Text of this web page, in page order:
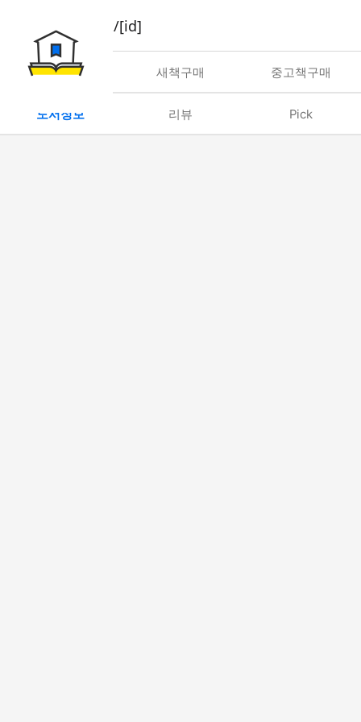
book/rent/[id]
대여 새책구매 중고책구매
도서정보 리뷰 Pick